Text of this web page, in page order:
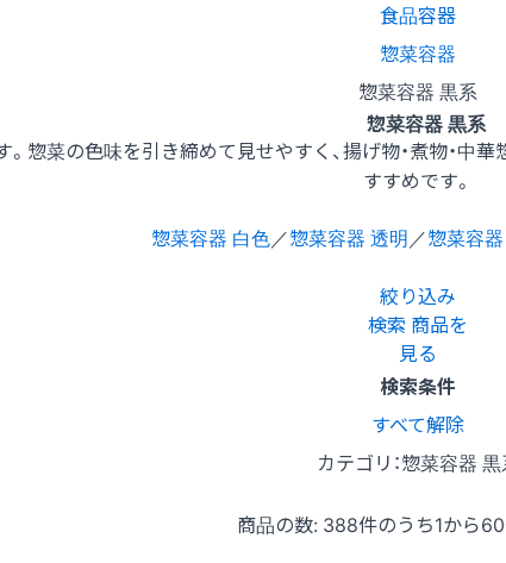
食品容器
惣菜容器
惣菜容器 黒系
惣菜容器 黒系
惣菜の色味を引き締めて見せやすく、揚げ物・煮物・
すすめです。
惣菜容器 白色／惣菜容器 透明／惣菜容
絞り込み
検索 商品を
見る
検索条件
すべて解除
カテゴリ：惣菜容器
商品の数: 388件のうち1から